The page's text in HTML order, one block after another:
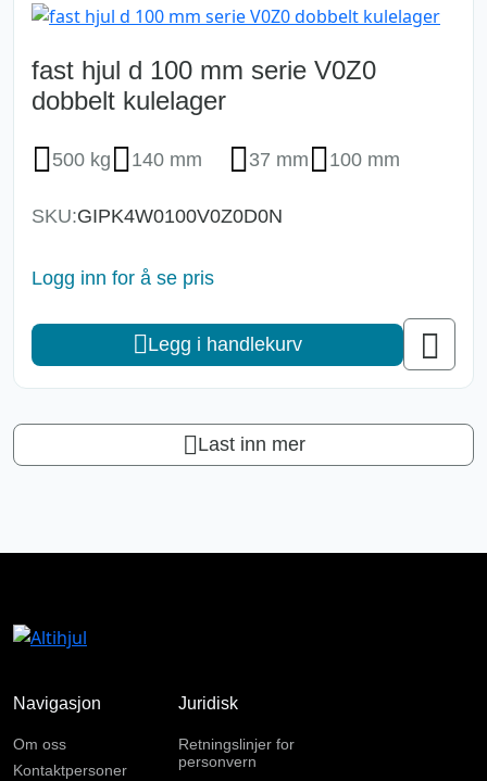
fast hjul d 100 mm serie V0Z0
dobbelt kulelager
500 kg 140 mm 37 mm 100 mm
SKU:GIPK4W0100V0Z0D0N
Logg inn for å se pris
Legg i handlekurv
Last inn mer
Navigasjon
Om oss
Kontaktpersoner
Juridisk
Retningslinjer for
personvern